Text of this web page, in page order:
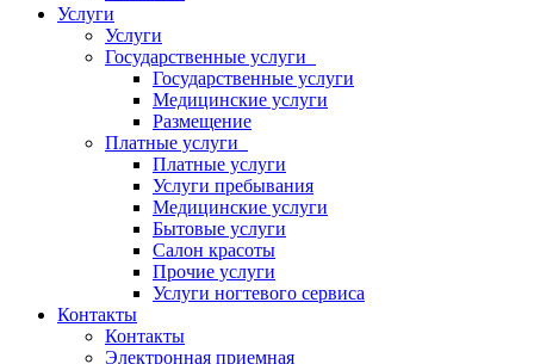
Услуги
Услуги
Государственные услуги
Государственные услуги
Медицинские услуги
Размещение
Платные услуги
Платные услуги
Услуги пребывания
Медицинские услуги
Бытовые услуги
Салон красоты
Прочие услуги
Услуги ногтевого сервиса
Контакты
Контакты
Электронная приемная